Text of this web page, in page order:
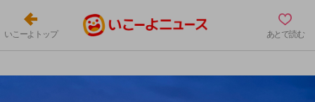
いこーよトップ あとで読む